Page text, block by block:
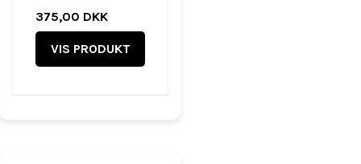
375,00 DKK
VIS PRODUKT